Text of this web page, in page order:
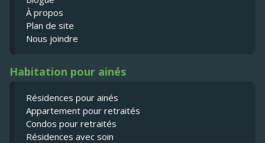
À propos
Plan de site
Nous joindre
Habitation pour ainés
Résidences pour ainés
Appartement pour retraités
Condos pour retraités
Résidences avec soin